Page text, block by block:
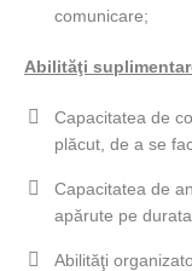
comunicare;
Abilităţi
Capacitatea de
plăcut, de a se
Capacitatea de
apărute pe
Abilităţi